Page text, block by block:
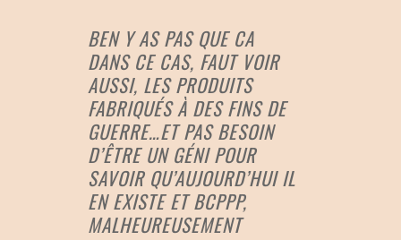
BEN Y AS PAS QUE CA
DANS CE CAS, FAUT VOIR
AUSSI, LES PRODUITS
FABRIQUÉS À DES FINS DE
GUERRE…ET PAS BESOIN
D’ÊTRE UN GÉNI POUR
SAVOIR QU’AUJOURD’HUI IL
EN EXISTE ET BCPPP,
MALHEUREUSEMENT